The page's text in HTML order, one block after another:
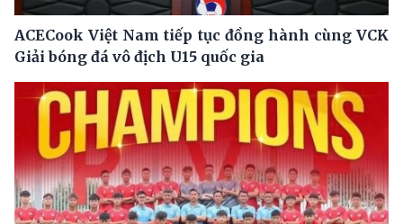
ACECook Việt Nam tiếp tục đồng hành cùng VCK
Giải bóng đá vô địch U15 quốc gia